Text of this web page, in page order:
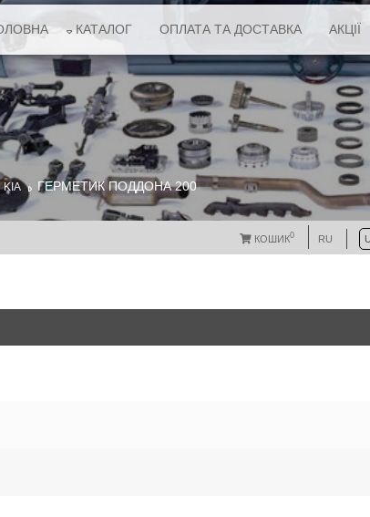
КАТАЛОГ ОПЛАТА ТА ДОСТАВКА АКЦІЇ
ГЕРМЕТИК ПОДДОНА 200
КОШИК0 RU